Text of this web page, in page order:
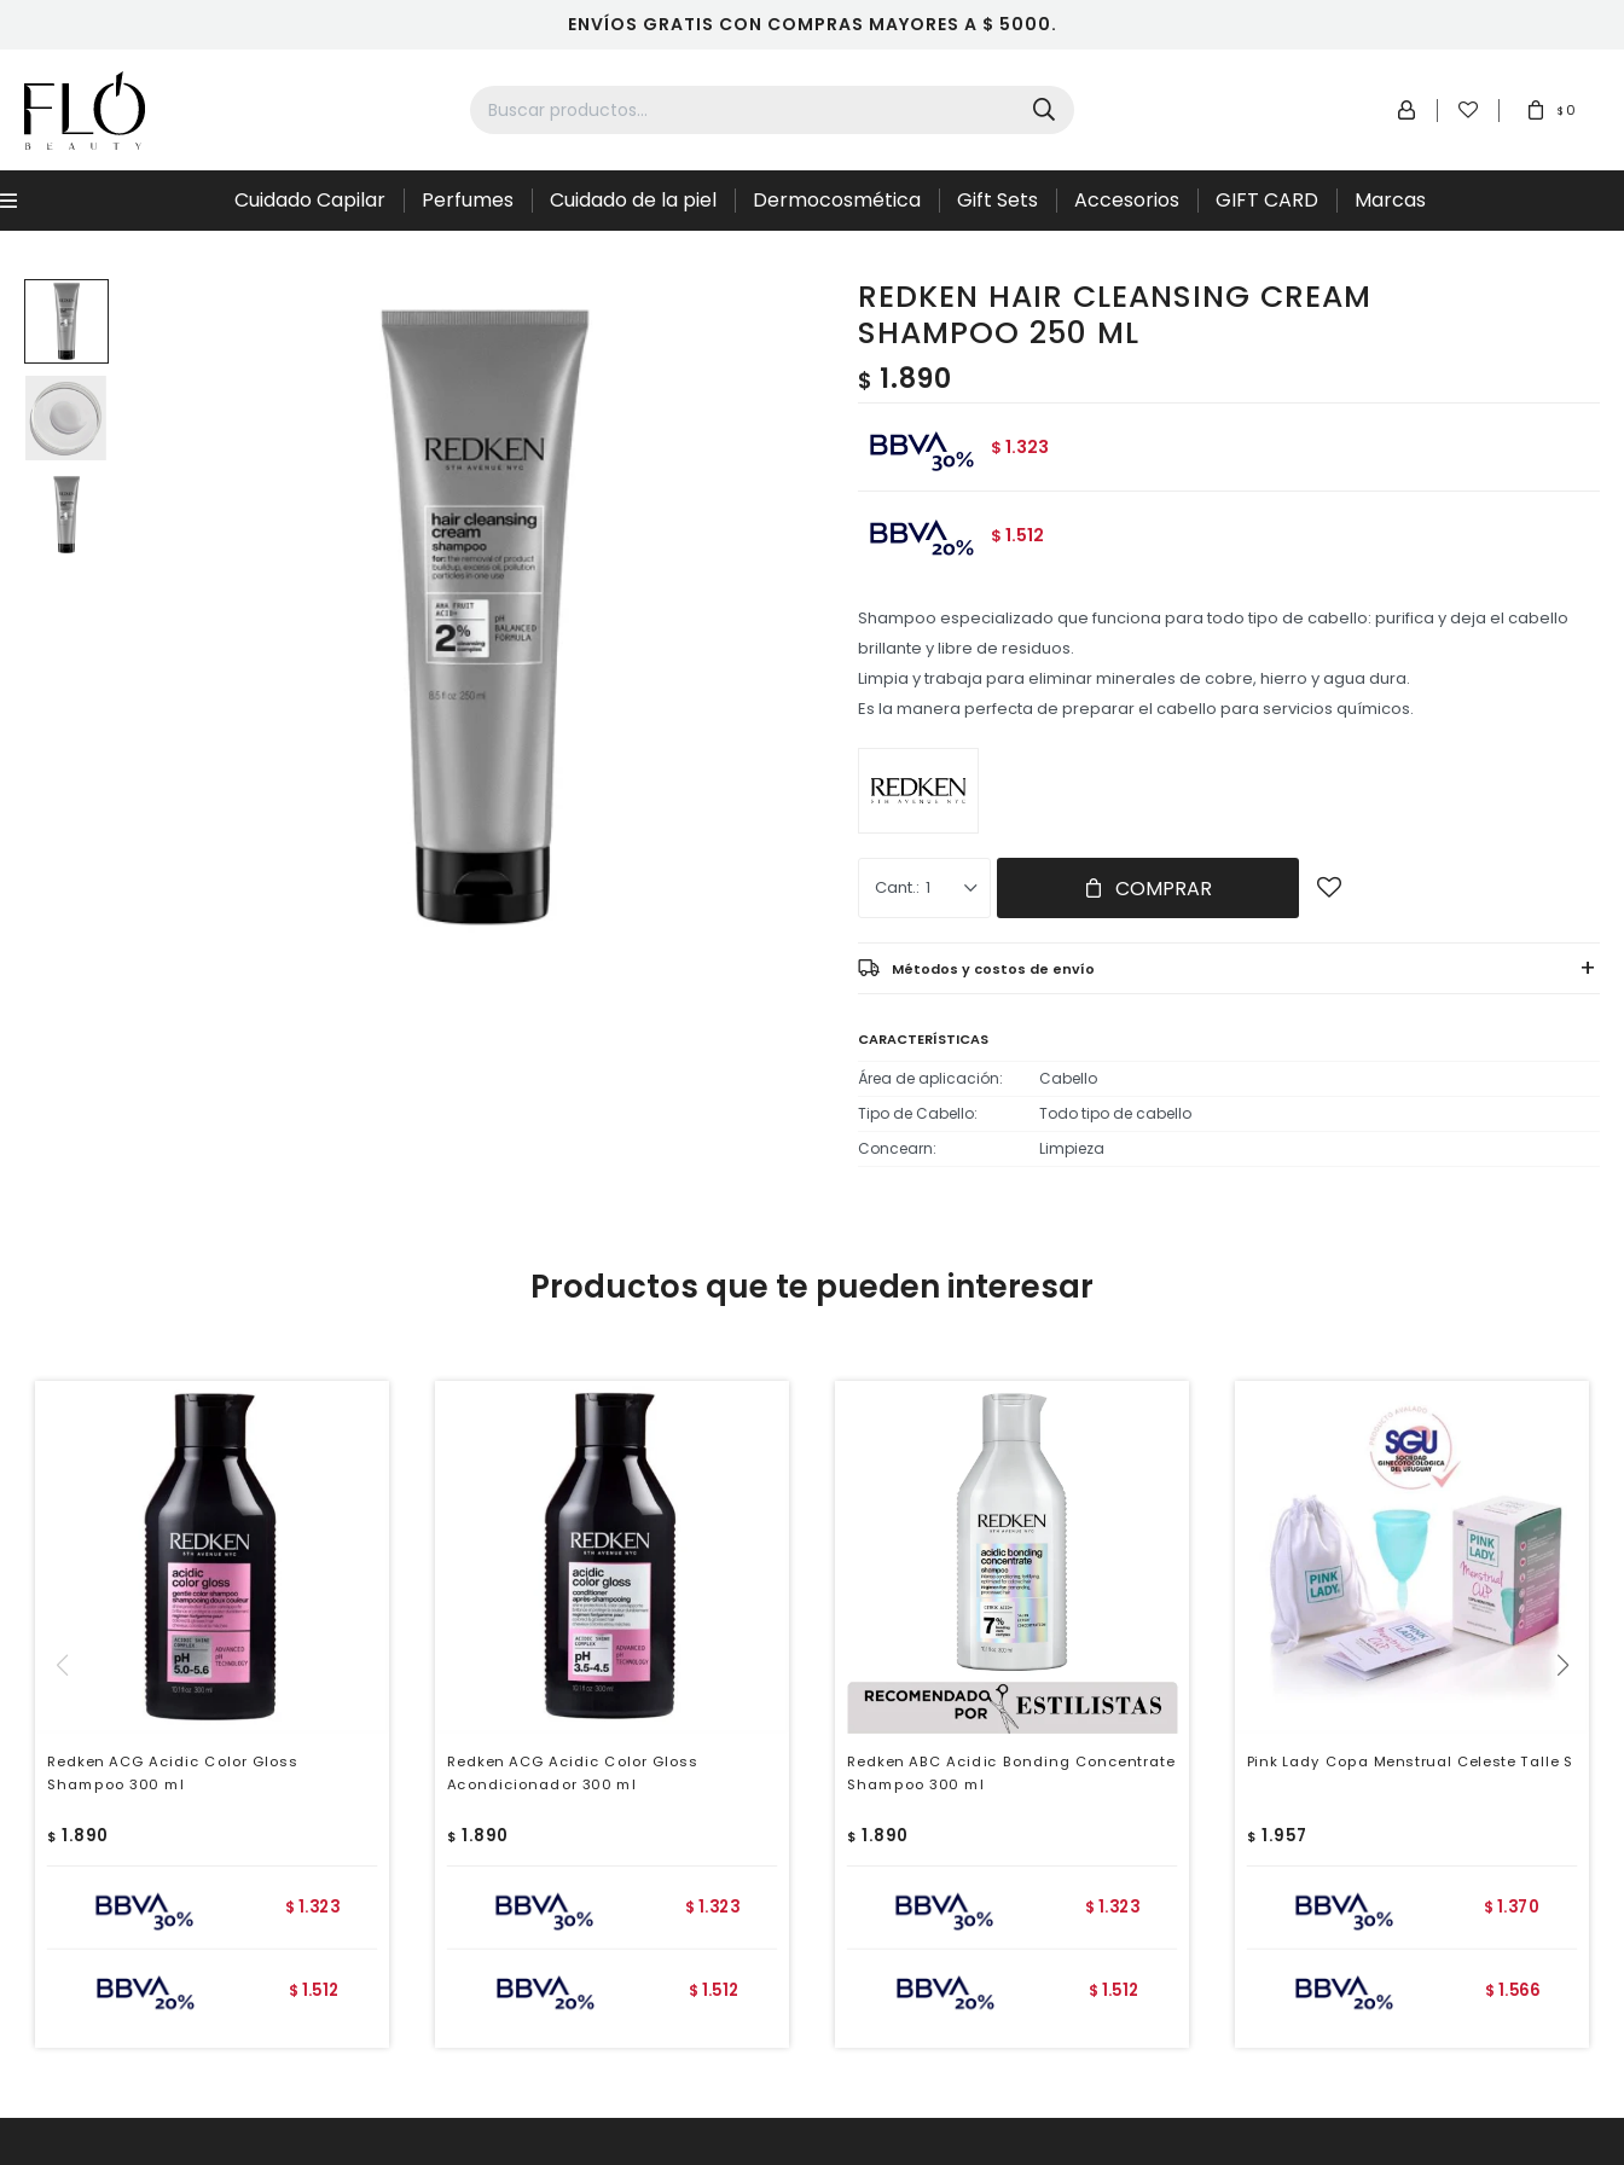
ENVÍOS GRATIS CON COMPRAS MAYORES A $ 5000.
Menú Cuidado Capilar Perfumes Cuidado de la piel Dermocosmética Gift Sets Accesorios GIFT CARD Marcas
$ 0
REDKEN HAIR CLEANSING CREAM
SHAMPOO 250 ML
$ 1.890
$ 1.323
$ 1.512
Shampoo especializado que funciona para todo tipo de cabello: purifica y deja el cabello
brillante y libre de residuos.
Limpia y trabaja para eliminar minerales de cobre, hierro y agua dura.
Es la manera perfecta de preparar el cabello para servicios químicos.
1 COMPRAR
Métodos y costos de envío
CARACTERÍSTICAS
Área de aplicación
Cabello
Tipo de Cabello
Todo tipo de cabello
Concearn
Limpieza
Productos que te pueden interesar
Redken ACG Acidic Color Gloss
Shampoo 300 ml
$ 1.890
$ 1.323
$ 1.512
Redken ACG Acidic Color Gloss
Acondicionador 300 ml
$ 1.890
$ 1.323
$ 1.512
Redken ABC Acidic Bonding Concentrate
Shampoo 300 ml
$ 1.890
$ 1.323
$ 1.512
Pink Lady Copa Menstrual Celeste Talle S
$ 1.957
$ 1.370
$ 1.566